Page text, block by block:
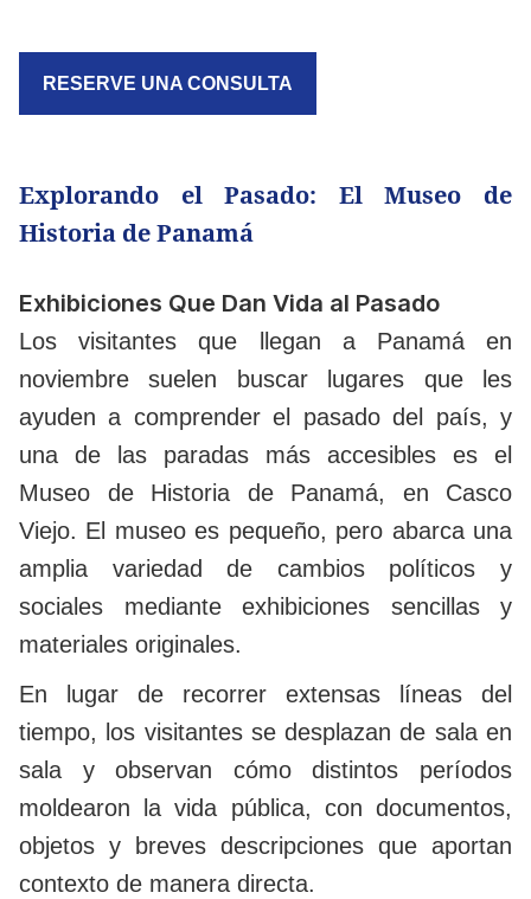
RESERVE UNA CONSULTA
Explorando el Pasado: El Museo de
Historia de Panamá
Exhibiciones Que Dan Vida al Pasado
Los visitantes que llegan a Panamá en
noviembre suelen buscar lugares que les
ayuden a comprender el pasado del país, y
una de las paradas más accesibles es el
Museo de Historia de Panamá, en Casco
Viejo. El museo es pequeño, pero abarca una
amplia variedad de cambios políticos y
sociales mediante exhibiciones sencillas y
materiales originales.
En lugar de recorrer extensas líneas del
tiempo, los visitantes se desplazan de sala en
sala y observan cómo distintos períodos
moldearon la vida pública, con documentos,
objetos y breves descripciones que aportan
contexto de manera directa.